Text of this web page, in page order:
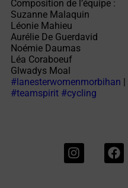
Composition de l’équipe :
Suzanne Malaquin
Léonie Mahieu
Aurélie De Guerdavid
Noémie Daumas
Léa Coraboeuf
Glwadys Moal
#lanesterwomenmorbihan
#teamspirit #cycling